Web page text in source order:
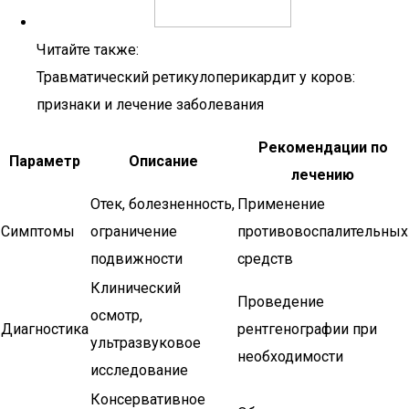
Читайте также:
Травматический ретикулоперикардит у коров:
признаки и лечение заболевания
Параметр Описание
Рекомендации по
лечению
Симптомы
Отек, болезненность,
ограничение
подвижности
Применение
противовоспалительных
средств
Диагностика
Клинический
осмотр,
ультразвуковое
исследование
Проведение
рентгенографии при
необходимости
Консервативное